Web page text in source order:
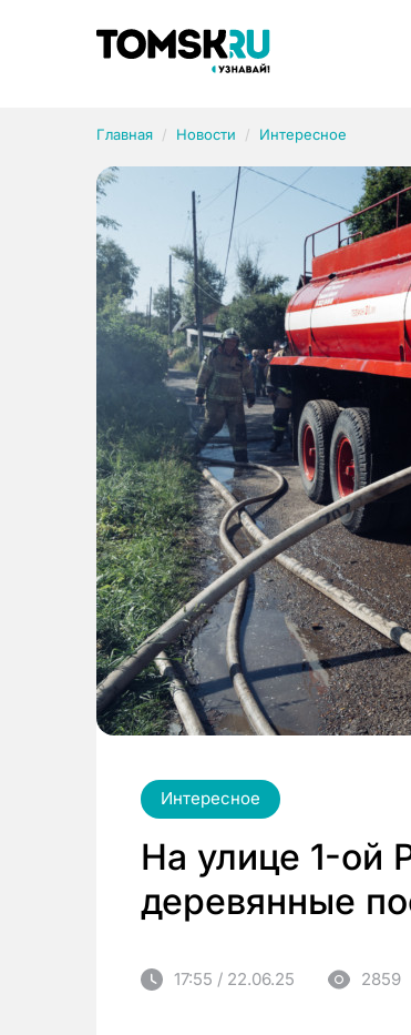
Главная Новости Интересное
Интересное
На улице 1-ой
деревянные
17:55 / 22.06.25 2859
Рубрики